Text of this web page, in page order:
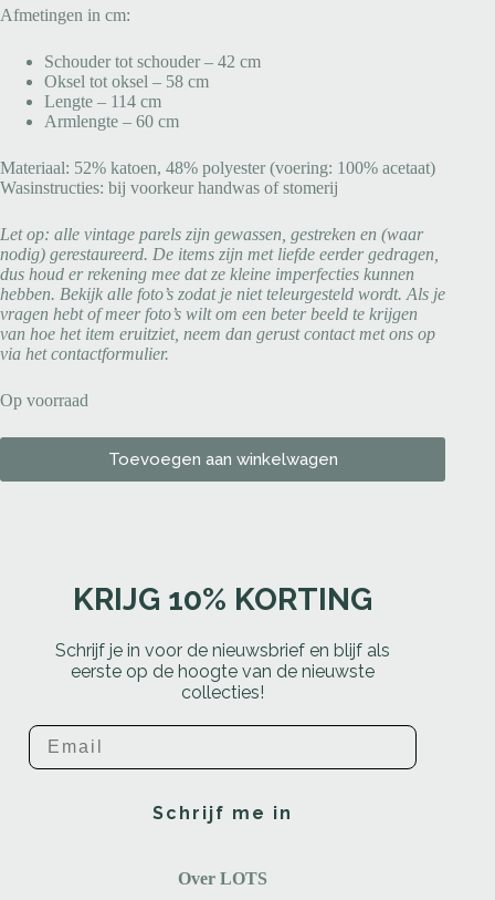
Afmetingen in cm:
Schouder tot schouder – 42 cm
Oksel tot oksel – 58 cm
Lengte – 114 cm
Armlengte – 60 cm
Materiaal: 52% katoen, 48% polyester (voering: 100% acetaat)
Wasinstructies: bij voorkeur handwas of stomerij
Let op: alle vintage parels zijn gewassen, gestreken en (waar
nodig) gerestaureerd. De items zijn met liefde eerder gedragen,
dus houd er rekening mee dat ze kleine imperfecties kunnen
hebben. Bekijk alle foto’s zodat je niet teleurgesteld wordt. Als je
vragen hebt of meer foto’s wilt om een beter beeld te krijgen
van hoe het item eruitziet, neem dan gerust contact met ons op
via het contactformulier.
Op voorraad
Toevoegen aan winkelwagen
KRIJG 10% KORTING
Schrijf je in voor de nieuwsbrief en blijf als
eerste op de hoogte van de nieuwste
collecties!
Email
Schrijf me in
Over LOTS